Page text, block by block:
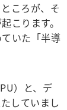
ころが、そ
こります。
いた「半導
）と、デ
していまし